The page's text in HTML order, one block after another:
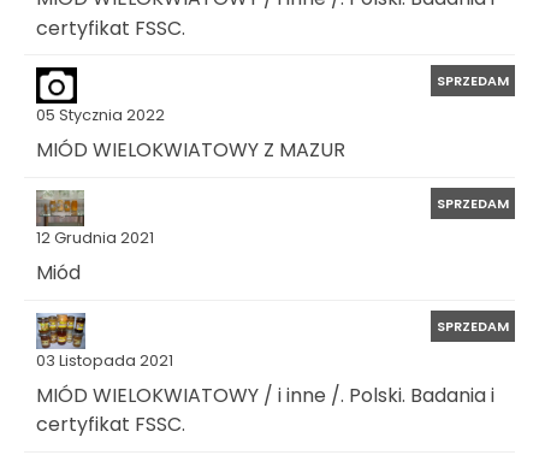
certyfikat FSSC.
05 Stycznia 2022
SPRZEDAM
MIÓD WIELOKWIATOWY Z MAZUR
12 Grudnia 2021
SPRZEDAM
Miód
03 Listopada 2021
SPRZEDAM
MIÓD WIELOKWIATOWY / i inne /. Polski. Badania i
certyfikat FSSC.